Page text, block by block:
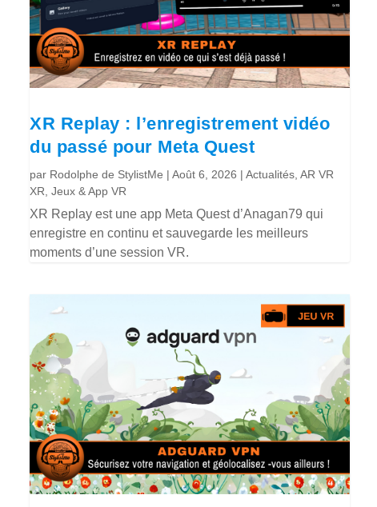
XR Replay : l’enregistrement vidéo
du passé pour Meta Quest
par Rodolphe de StylistMe |Août 6, 2026 |Actualités ,AR VR
XR ,Jeux & App VR
XR Replay est une app Meta Quest d’Anagan79 qui
enregistre en continu et sauvegarde les meilleurs
moments d’une session VR.